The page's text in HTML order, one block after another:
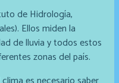
de Hidrología,
Ellos miden la
de lluvia y todos estos
zonas del país.